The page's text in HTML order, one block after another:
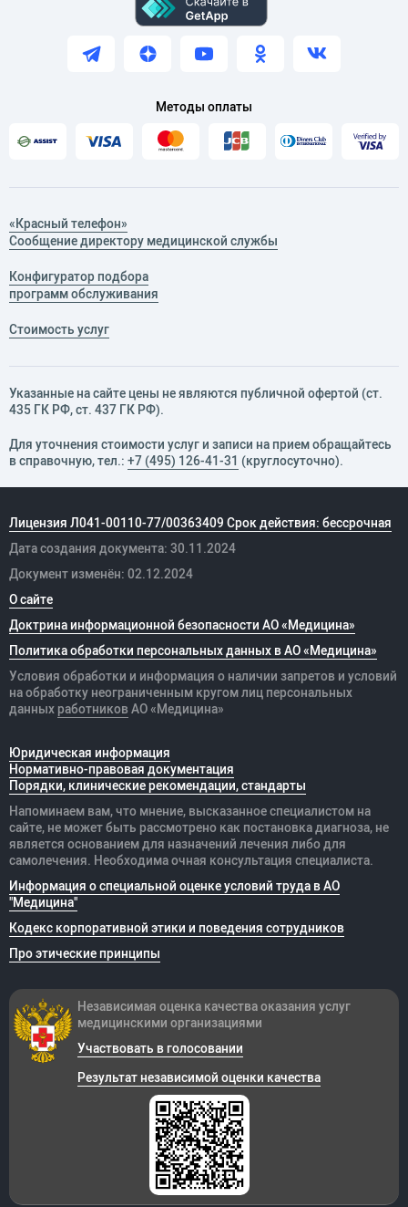
Методы оплаты
«Красный телефон»
Сообщение директору медицинской службы
Конфигуратор подбора
программ обслуживания
Стоимость услуг
Указанные на сайте цены не являются публичной офертой (ст.
435 ГК РФ, cт. 437 ГК РФ).
Для уточнения стоимости услуг и записи на прием обращайтесь
в справочную, тел.: +7 (495) 126-41-31 (круглосуточно).
Лицензия Л041-00110-77/00363409 Срок действия: бессрочная
Дата создания документа: 30.11.2024
Документ изменён: 02.12.2024
О сайте
Доктрина информационной безопасности АО «Медицина»
Политика обработки персональных данных в АО «Медицина»
Условия обработки и информация о наличии запретов и условий
на обработку неограниченным кругом лиц персональных
данных работников АО «Медицина»
Юридическая информация
Нормативно-правовая документация
Порядки, клинические рекомендации, стандарты
Напоминаем вам, что мнение, высказанное специалистом на
сайте, не может быть рассмотрено как постановка диагноза, не
является основанием для назначений лечения либо для
самолечения. Необходима очная консультация специалиста.
Информация о специальной оценке условий труда в АО
"Медицина"
Кодекс корпоративной этики и поведения сотрудников
Про этические принципы
Независимая оценка качества оказания услуг
медицинскими организациями
Участвовать в голосовании
Результат независимой оценки качества